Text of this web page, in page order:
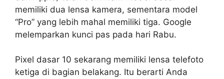
memiliki dua lensa kamera, sementara model
“Pro” yang lebih mahal memiliki tiga. Google
melemparkan kunci pas pada hari Rabu.
Pixel dasar 10 sekarang memiliki lensa telefoto
ketiga di bagian belakang. Itu berarti Anda